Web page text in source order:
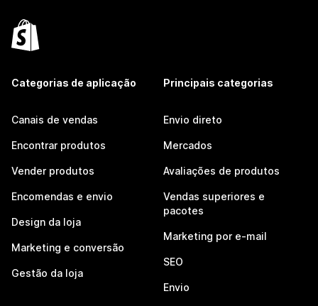
Categorias de aplicação
Canais de vendas
Encontrar produtos
Vender produtos
Encomendas e envio
Design da loja
Marketing e conversão
Gestão da loja
Principais categorias
Envio direto
Mercados
Avaliações de produtos
Vendas superiores e
pacotes
Marketing por e-mail
SEO
Envio